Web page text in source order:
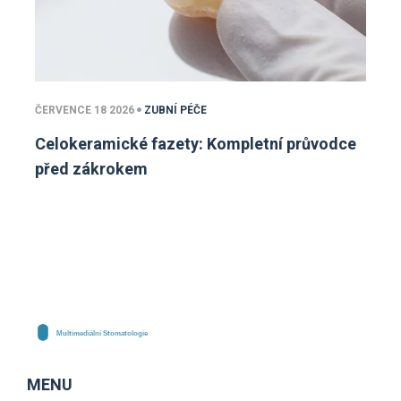
ČERVENCE 18 2026 ZUBNÍ PÉČE
Celokeramické fazety: Kompletní průvodce
před zákrokem
MENU